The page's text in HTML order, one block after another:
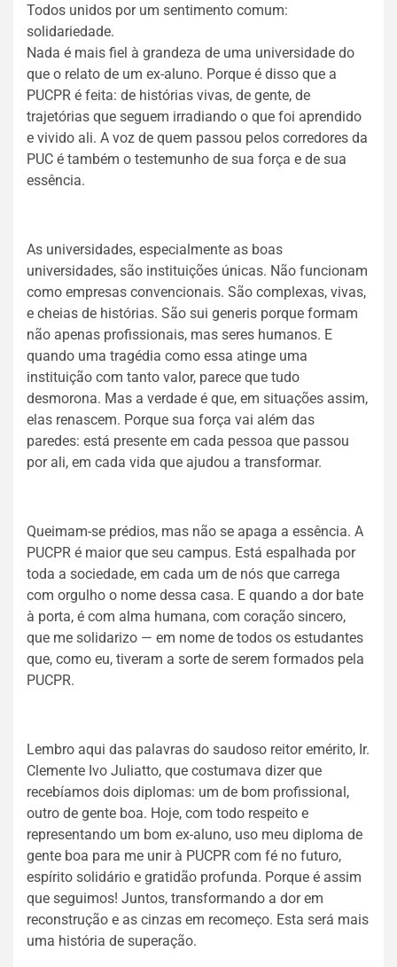
Todos unidos por um sentimento comum:
solidariedade.
Nada é mais fiel à grandeza de uma universidade do
que o relato de um ex-aluno. Porque é disso que a
PUCPR é feita: de histórias vivas, de gente, de
trajetórias que seguem irradiando o que foi aprendido
e vivido ali. A voz de quem passou pelos corredores da
PUC é também o testemunho de sua força e de sua
essência.
As universidades, especialmente as boas
universidades, são instituições únicas. Não funcionam
como empresas convencionais. São complexas, vivas,
e cheias de histórias. São sui generis porque formam
não apenas profissionais, mas seres humanos. E
quando uma tragédia como essa atinge uma
instituição com tanto valor, parece que tudo
desmorona. Mas a verdade é que, em situações assim,
elas renascem. Porque sua força vai além das
paredes: está presente em cada pessoa que passou
por ali, em cada vida que ajudou a transformar.
Queimam-se prédios, mas não se apaga a essência. A
PUCPR é maior que seu campus. Está espalhada por
toda a sociedade, em cada um de nós que carrega
com orgulho o nome dessa casa. E quando a dor bate
à porta, é com alma humana, com coração sincero,
que me solidarizo — em nome de todos os estudantes
que, como eu, tiveram a sorte de serem formados pela
PUCPR.
Lembro aqui das palavras do saudoso reitor emérito, Ir.
Clemente Ivo Juliatto, que costumava dizer que
recebíamos dois diplomas: um de bom profissional,
outro de gente boa. Hoje, com todo respeito e
representando um bom ex-aluno, uso meu diploma de
gente boa para me unir à PUCPR com fé no futuro,
espírito solidário e gratidão profunda. Porque é assim
que seguimos! Juntos, transformando a dor em
reconstrução e as cinzas em recomeço. Esta será mais
uma história de superação.